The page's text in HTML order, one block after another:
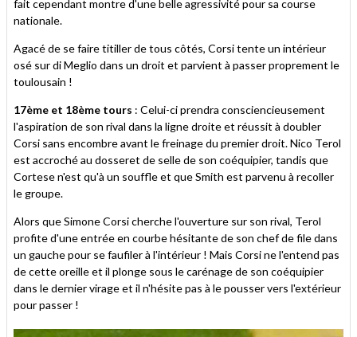
fait cependant montre d'une belle agressivité pour sa course
nationale.
Agacé de se faire titiller de tous côtés, Corsi tente un intérieur
osé sur di Meglio dans un droit et parvient à passer proprement le
toulousain !
17ème et 18ème tours : Celui-ci prendra consciencieusement
l'aspiration de son rival dans la ligne droite et réussit à doubler
Corsi sans encombre avant le freinage du premier droit. Nico Terol
est accroché au dosseret de selle de son coéquipier, tandis que
Cortese n'est qu'à un souffle et que Smith est parvenu à recoller
le groupe.
Alors que Simone Corsi cherche l'ouverture sur son rival, Terol
profite d'une entrée en courbe hésitante de son chef de file dans
un gauche pour se faufiler à l'intérieur ! Mais Corsi ne l'entend pas
de cette oreille et il plonge sous le carénage de son coéquipier
dans le dernier virage et il n'hésite pas à le pousser vers l'extérieur
pour passer !